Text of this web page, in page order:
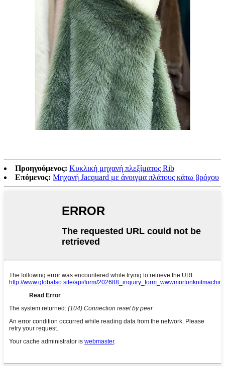
Προηγούμενος: Κυκλική μηχανή πλεξίματος Rib
Επόμενος: Μηχανή Jacquard με άνοιγμα πλάτους κάτω βρόχου